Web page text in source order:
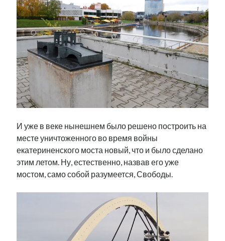
русскоязычное образование сми
стенограмма
т.х. ильвес танк фотоотчет экономика экономика эстонии
эстония эстонский язык
Михаил Стальнухин:
mstalnuhhin@gmail.com
И уже в веке нынешнем было решено построить на
месте уничтоженного во время войны
екатериненского моста новый, что и было сделано
этим летом. Ну, естественно, назвав его уже
мостом, само собой разумеется, Свободы.